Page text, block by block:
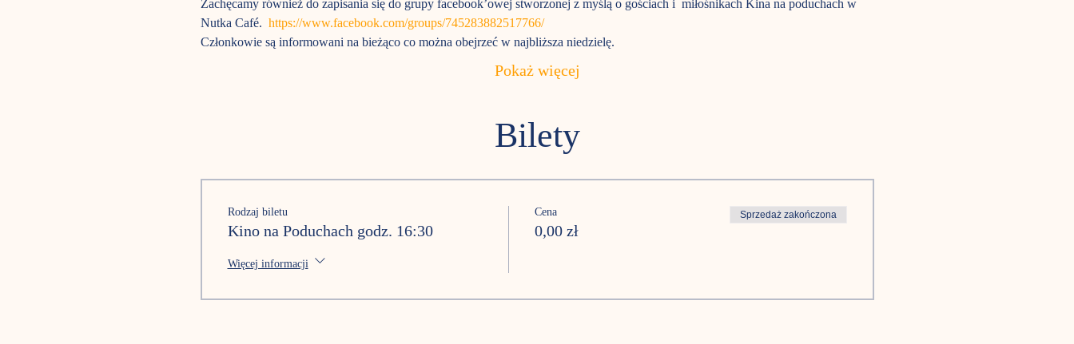
Zachęcamy również do zapisania się do grupy facebook’owej stworzonej z myślą o gościach i  miłośnikach Kina na poduchach w
Nutka Café. https://www.facebook.com/groups/745283882517766/
Członkowie są informowani na bieżąco co można obejrzeć w najbliższa niedzielę.
Pokaż więcej
Bilety
Rodzaj biletu
Kino na Poduchach godz. 16:30
Więcej informacji
Cena
0,00 zł
Sprzedaż zakończona